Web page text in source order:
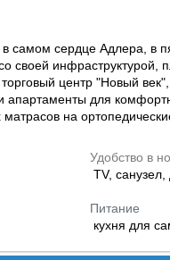
в самом сердце Адлера, в
своей
центр "Новый
для
на
Удобство в
TV,
Питание
кухня для